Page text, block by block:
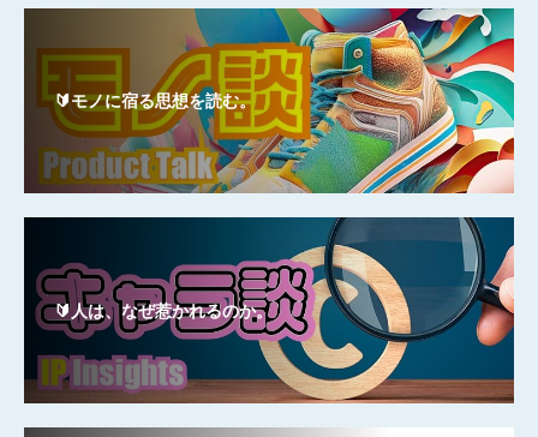
🔰モノに宿る思想を読む。
🔰人は、なぜ惹かれるのか。